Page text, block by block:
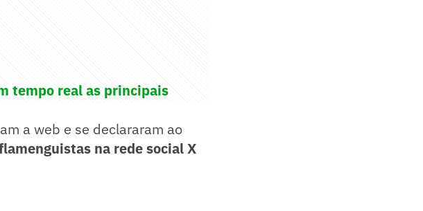
tempo real as principais
a web e se declararam ao
na rede social X